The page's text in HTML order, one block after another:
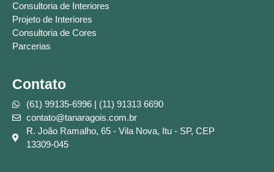
Consultoria de Interiores
Projeto de Interiores
Consultoria de Cores
Parcerias
Contato
(61) 99135-6996 | (11) 91313 6690
contato@tanaragois.com.br
R. João Ramalho, 65 - Vila Nova, Itu - SP, CEP
13309-045